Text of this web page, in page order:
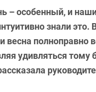
– особенный, и
знали это.
весна полноправно
удивляться